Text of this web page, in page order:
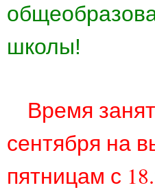
школы!
Время
сентября на
пятницам с